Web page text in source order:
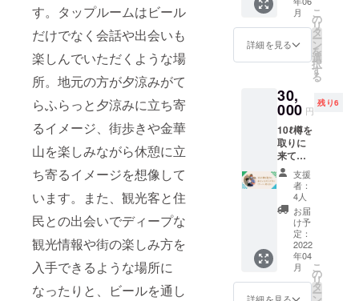
す。タップルームはビール
だけでなく会話や出会いも
楽しんでいただくような場
所。地元の方が夕涼みがて
らふらっと夕涼みに立ち寄
るイメージ、街歩きや金華
山を楽しみながら休憩に立
ち寄るイメージを想像して
います。また、観光客と住
民との出会いでディープな
観光情報や街の楽しみ方を
入手できるような場所に
なったりと、ビールを通し
天／ク
エン酸
内容
量：
330ml
限：製
造日よ
り２ヶ
月 保存
方法：
10℃以
下で保
存して
くださ
い アレ
ルギー
表示：
該当な
100ml
券をお
渡しい
す） ※
原則
オープ
ン以降
手渡し
を想定
してい
ます。
早期の
送付を
ご希望
の方は
備考欄
に「早
期送付
希望」
と記載
番3種
（アメ
リカン
ペール
ベル
ジャン
ホワイ
ト）と
季節の
ビール1
種類の
提供を
予定し
ていま
す ※賞
味期限
は充填
日（発
送直前
ゴ※を入
れてお
届け。
このク
グ限定
のアイ
テムで
す ビー
ルのお
持ち帰
りにも
お使い
いただ
けま
す。 ご
自宅へ
のお持
ち帰
り、ま
ち散歩
船を借
り切っ
て、岐
阜ビー
ルの飲
み放題
トを開
催しま
す 清流
長良川
に風を
感じな
がら浮
かぶ鵜
飼船 幻
想的な
篝火の
中繰り
広げら
れる鵜
飼を間
近に見
ながら
月
詳細を見る
こ
の
リ
タ
ー
ン
を
選
択
す
る
30,
000 円
残り6
10ℓ樽を
取りに
来てい
ただく
プラン
（サー
バー貸
し出し
き）
きな岐
阜ビー
ルを10
支援
者：
4人
お届
け予
定：
2022
年04
月
こ
の
リ
タ
ー